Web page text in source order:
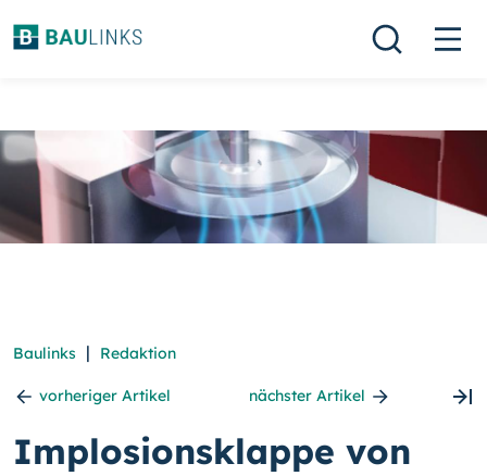
Baulinks | Redaktion
vorheriger Artikel nächster Artikel
Implosionsklappe von